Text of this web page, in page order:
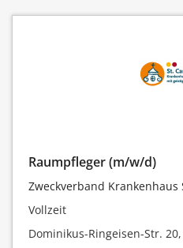
Raumpfleger (m/w/d)
Zweckverband Krankenhaus
Vollzeit
Dominikus-Ringeisen-Str.